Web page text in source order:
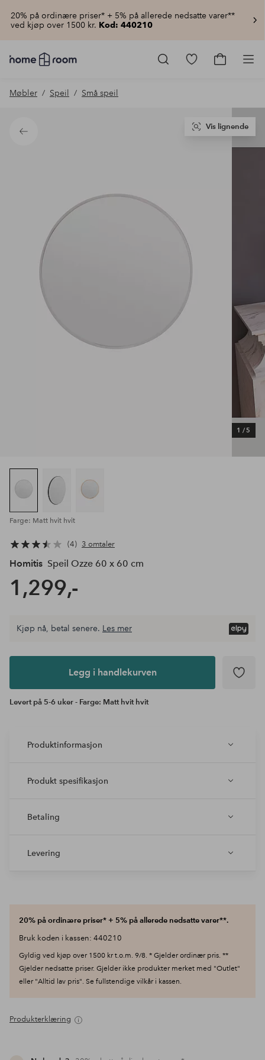
20% på ordinære priser* + 5% på allerede nedsatte varer**
ved kjøp over 1500 kr. Kod: 440210
Homeroom
–
hjemmet
pris
Gå
Gå
Møbler Speil Små speil
Tilbake
1 /5
Vis lignende
Farge: Matt hvit hvit
4 3 omtaler
Homitis Speil Ozze 60 x 60 cm
1,299,-
Legg i
Kjøp nå, betal senere. Les mer
Legg i handlekurven
Levert på 5-6 uker - Farge: Matt hvit hvit
Produktinformasjon
Produkt spesifikasjon
Betaling
Levering
20% på ordinære priser* + 5% på allerede nedsatte varer**.
Bruk koden i kassen: 440210
Gyldig ved kjøp over 1500 kr t.o.m. 9/8. * Gjelder ordinær pris. **
Gjelder nedsatte priser. Gjelder ikke produkter merket med "Outlet"
eller "Alltid lav pris". Se fullstendige vilkår i kassen.
Produkterklæring